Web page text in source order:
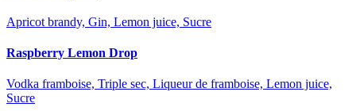
Apricot brandy, Gin, Lemon juice, Sucre
Raspberry Lemon Drop
Vodka framboise, Triple sec, Liqueur de framboise, Lemon juice,
Sucre